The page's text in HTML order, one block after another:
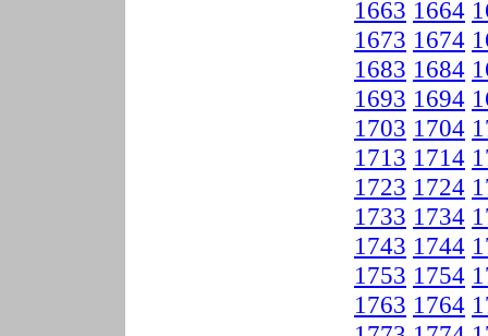
1663 1664
1673 1674
1683 1684
1693 1694
1703 1704
1713 1714
1723 1724
1733 1734
1743 1744
1753 1754
1763 1764